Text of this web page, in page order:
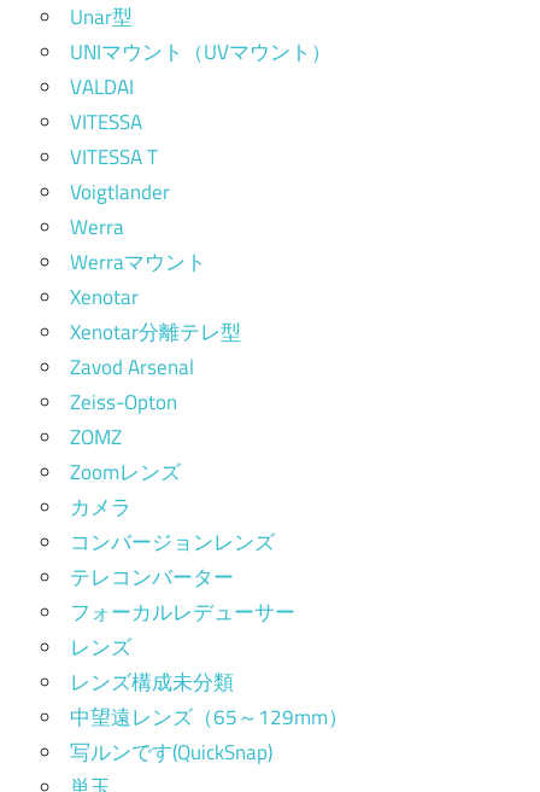
Unar型
UNIマウント（UVマウント）
VALDAI
VITESSA
VITESSA T
Voigtlander
Werra
Werraマウント
Xenotar
Xenotar分離テレ型
Zavod Arsenal
Zeiss-Opton
ZOMZ
Zoomレンズ
カメラ
コンバージョンレンズ
テレコンバーター
フォーカルレデューサー
レンズ
レンズ構成未分類
中望遠レンズ（65～129mm）
写ルンです(QuickSnap)